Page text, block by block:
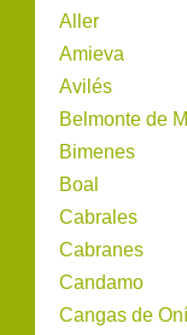
Aller
Amieva
Avilés
Belmonte de
Bimenes
Boal
Cabrales
Cabranes
Candamo
Cangas de